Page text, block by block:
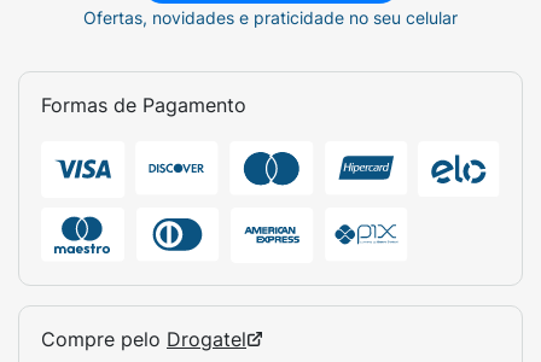
Ofertas, novidades e praticidade no seu celular
Formas de Pagamento
Compre pelo Drogatel